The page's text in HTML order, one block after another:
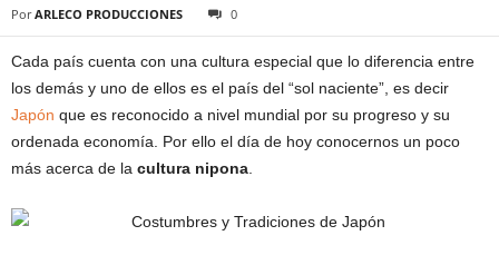
Por ARLECO PRODUCCIONES 0
Cada país cuenta con una cultura especial que lo diferencia entre
los demás y uno de ellos es el país del “sol naciente”, es decir
Japón que es reconocido a nivel mundial por su progreso y su
ordenada economía. Por ello el día de hoy conocernos un poco
más acerca de la cultura nipona